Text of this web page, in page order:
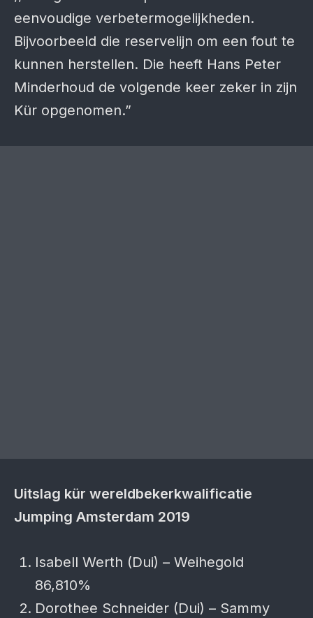
eenvoudige verbetermogelijkheden.
Bijvoorbeeld die reservelijn om een fout te
kunnen herstellen. Die heeft Hans Peter
Minderhoud de volgende keer zeker in zijn
Kür opgenomen.”
Uitslag kür wereldbekerkwalificatie
Jumping Amsterdam 2019
Isabell Werth (Dui) – Weihegold
86,810%
Dorothee Schneider (Dui) – Sammy